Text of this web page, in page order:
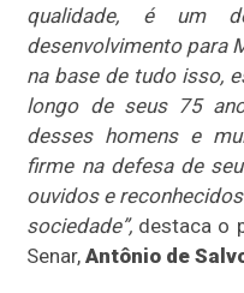
qualidade, é um
desenvolvimento para
na base de tudo isso,
longo de seus 75
desses homens e
firme na defesa de
ouvidos e
sociedade”, destaca o
Senar,Antônio de